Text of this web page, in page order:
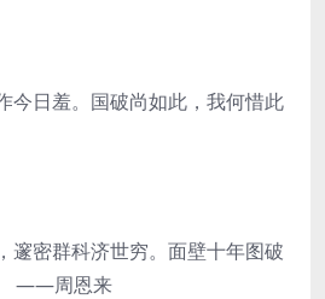
今日羞。国破尚如此，我何惜此
邃密群科济世穷。面壁十年图破
——周恩来